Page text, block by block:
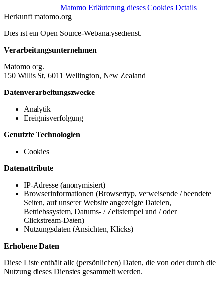
Matomo Erläuterung dieses Cookies Details
Herkunft matomo.org
Dies ist ein Open Source-Webanalysedienst.
Verarbeitungsunternehmen
Matomo org.
150 Willis St, 6011 Wellington, New Zealand
Datenverarbeitungszwecke
Analytik
Ereignisverfolgung
Genutzte Technologien
Cookies
Datenattribute
IP-Adresse (anonymisiert)
Browserinformationen (Browsertyp, verweisende / beendete
Seiten, auf unserer Website angezeigte Dateien,
Betriebssystem, Datums- / Zeitstempel und / oder
Clickstream-Daten)
Nutzungsdaten (Ansichten, Klicks)
Erhobene Daten
Diese Liste enthält alle (persönlichen) Daten, die von oder durch die
Nutzung dieses Dienstes gesammelt werden.